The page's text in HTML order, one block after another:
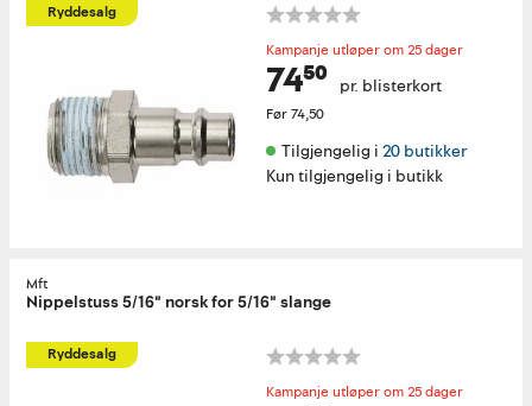
Ryddesalg
Kampanje utløper om 25 dager
74⁵⁰ pr. blisterkort
Før74,50
Tilgjengelig i 20 butikker
Kun tilgjengelig i butikk
Mft
Nippelstuss 5/16" norsk for 5/16" slange
Ryddesalg
Kampanje utløper om 25 dager